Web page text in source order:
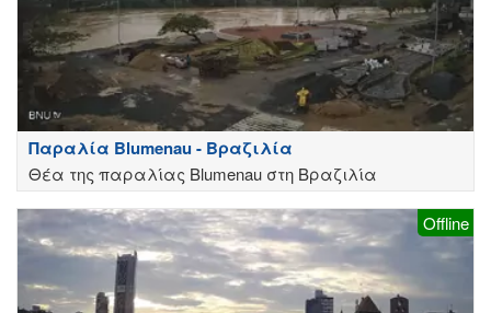
Παραλία Blumenau - Βραζιλία
Θέα της παραλίας Blumenau στη Βραζιλία
Offline